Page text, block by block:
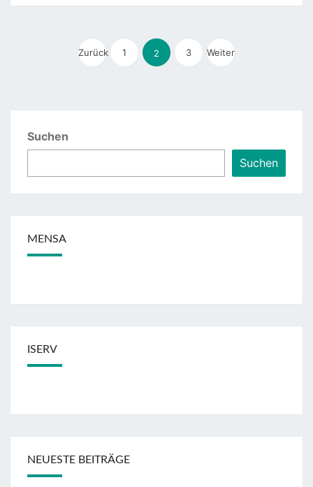
Seitennummerierung
der
Zurück 1 2 3 Weiter
Suchen
Suchen
MENSA
ISERV
NEUESTE BEITRÄGE